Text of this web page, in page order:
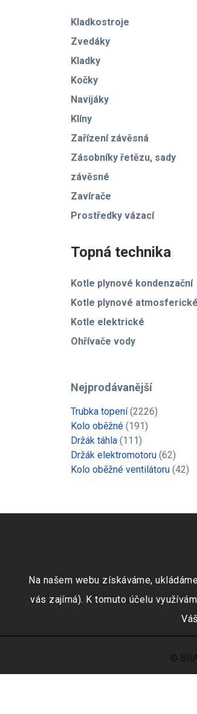
Kladkostroje
Zvedáky
Kladky
Kočky
Navijáky
Klíny
Zařízení závěsná
Zásobníky řetězu, sady
závěsné
Zavírače
Prostředky vázací
Topná technika
Kotle plynové kondenzační
Kotle plynové atmosferické
Kotle elektrické
Ohřívače vody
Nejprodávanější
Trubka topení(2226)
Kolo oběžné (191)
Držák táhla (111)
Držák elektromotoru (62)
Kolo oběžné ventilátoru (42)
©
Na našem webu získáváme,
vás zajímá). K tomuto účelu